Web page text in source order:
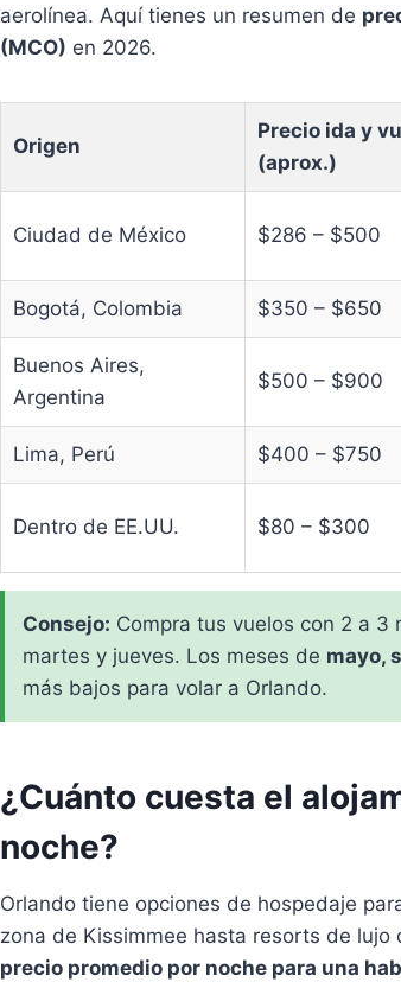
aerolínea. Aquí tienes un resumen de
(MCO) en 2026.
Origen
Precio ida y
(aprox.)
Ciudad de México $286 – $500
Bogotá, Colombia $350 – $650
Buenos Aires,
Argentina
$500 – $900
Lima, Perú $400 – $750
Dentro de EE.UU. $80 – $300
Consejo: Compra tus vuelos con 2 a 3
martes y jueves. Los meses de mayo,
más bajos para volar a Orlando.
¿Cuánto cuesta el
noche?
Orlando tiene opciones de hospedaje
zona de Kissimmee hasta resorts de lujo
precio promedio por noche para una